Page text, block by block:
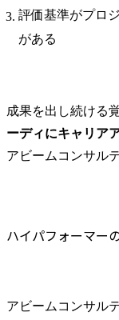
評価基準がプロ
がある
成果を出し続ける
ーディにキャリア
アビームコンサル
ハイパフォーマー
アビームコンサル